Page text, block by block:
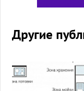
Другие